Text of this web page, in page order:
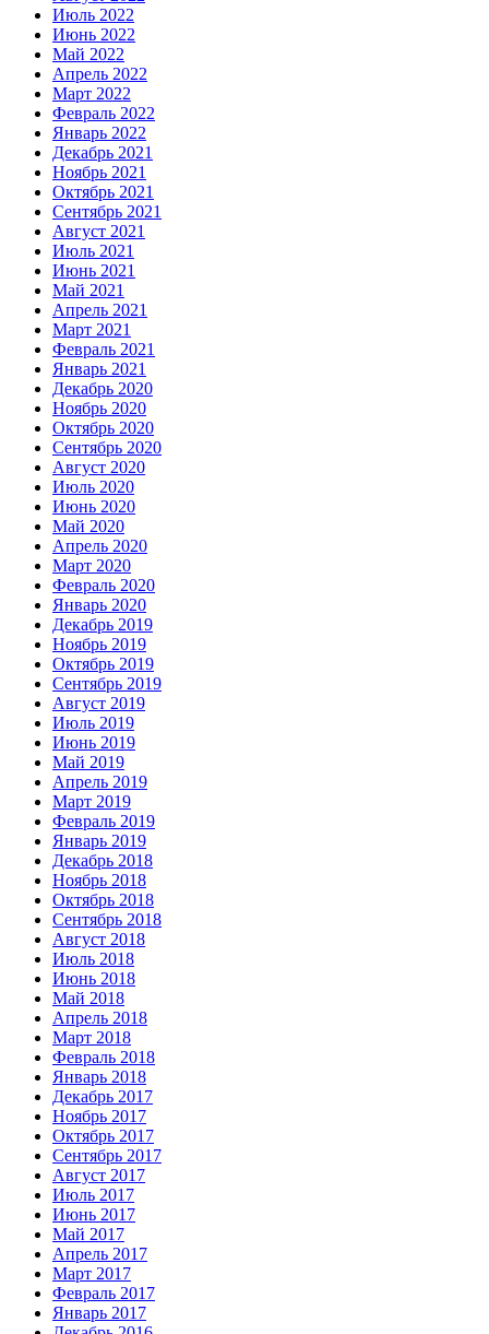
Июль 2022
Июнь 2022
Май 2022
Апрель 2022
Март 2022
Февраль 2022
Январь 2022
Декабрь 2021
Ноябрь 2021
Октябрь 2021
Сентябрь 2021
Август 2021
Июль 2021
Июнь 2021
Май 2021
Апрель 2021
Март 2021
Февраль 2021
Январь 2021
Декабрь 2020
Ноябрь 2020
Октябрь 2020
Сентябрь 2020
Август 2020
Июль 2020
Июнь 2020
Май 2020
Апрель 2020
Март 2020
Февраль 2020
Январь 2020
Декабрь 2019
Ноябрь 2019
Октябрь 2019
Сентябрь 2019
Август 2019
Июль 2019
Июнь 2019
Май 2019
Апрель 2019
Март 2019
Февраль 2019
Январь 2019
Декабрь 2018
Ноябрь 2018
Октябрь 2018
Сентябрь 2018
Август 2018
Июль 2018
Июнь 2018
Май 2018
Апрель 2018
Март 2018
Февраль 2018
Январь 2018
Декабрь 2017
Ноябрь 2017
Октябрь 2017
Сентябрь 2017
Август 2017
Июль 2017
Июнь 2017
Май 2017
Апрель 2017
Март 2017
Февраль 2017
Январь 2017